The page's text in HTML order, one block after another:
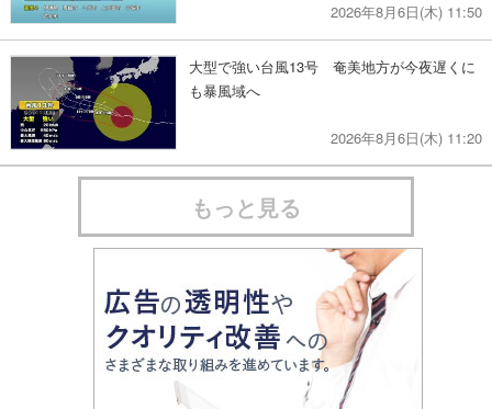
2026年8月6日(木) 11:50
大型で強い台風13号 奄美地方が今夜遅くに
も暴風域へ
2026年8月6日(木) 11:20
もっと見る